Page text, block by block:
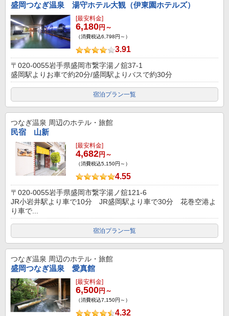
盛岡つなぎ温泉 湯守ホテル大観（伊東園ホテルズ）
[最安料金]
6,180円～
（消費税込6,798円～）
3.91
〒020-0055岩手県盛岡市繋字湯ノ舘37-1
盛岡駅よりお車で約20分/盛岡駅よりバスで約30分
宿泊プラン一覧
つなぎ温泉 周辺のホテル・旅館
民宿 山新
[最安料金]
4,682円～
（消費税込5,150円～）
4.55
〒020-0055岩手県盛岡市繋字湯ノ舘121-6
JR小岩井駅より車で10分 JR盛岡駅より車で30分 花巻空港よ
り車で...
宿泊プラン一覧
つなぎ温泉 周辺のホテル・旅館
盛岡つなぎ温泉 愛真館
[最安料金]
6,500円～
（消費税込7,150円～）
4.32